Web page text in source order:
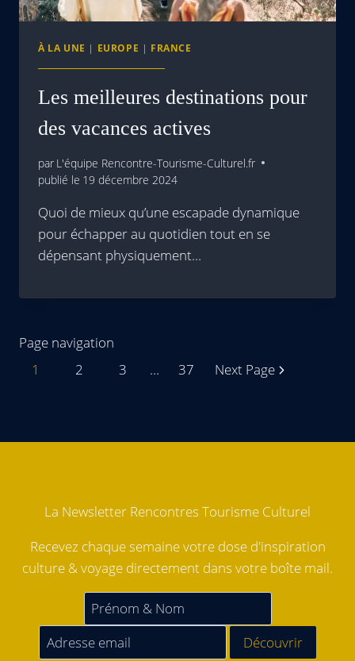
À LA UNE | EUROPE | FRANCE
Les meilleures destinations pour
des vacances actives
par L'équipe Rencontre-Tourisme-Culturel.fr
publié le 19 décembre 2024
Quoi de mieux qu’une escapade dynamique
pour échapper au quotidien tout en se
dépensant physiquement…
Page navigation
1
2 3 … 37 Next Page
La Newsletter Rencontres Tourisme Culturel
Recevez chaque semaine votre dose d'inspiration
culture & voyage directement dans votre boîte mail.